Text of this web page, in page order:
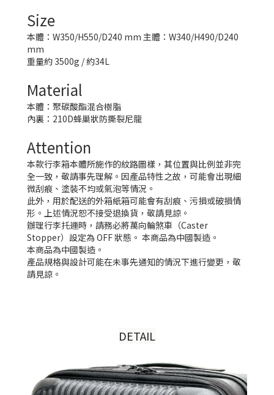
Size
本體：W350/H550/D240 mm 主體：W340/H490/D240
mm
重量約 3500g / 約34L
Material
本體：聚碳酸酯混合樹脂
內裏：210D蜂巢狀防撕裂尼龍
Attention
本款行李箱本體所施作的紋路圖樣，其位置與比例並非完
全一致，敬請事先理解。因產品特性之故，可能會出現細
微刮痕、塗裝不均或氣泡等情況。
此外，用於配送的外箱紙箱可能會有刮痕、污損或破損情
形。上述情況恕不接受退換貨，敬請見諒。
辦理行李托運時，請務必將萬向輪煞車（Caster
Stopper）設定為 OFF 狀態。 本商品為中國製造。
本商品為中國製造。
產品規格與設計可能在未事先通知的情況下進行變更，敬
請見諒。
DETAIL